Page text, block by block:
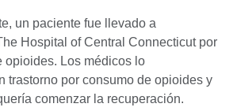
un paciente fue llevado a
Hospital of Central Connecticut por
opioides. Los médicos lo
trastorno por consumo de opioides y
comenzar la recuperación.